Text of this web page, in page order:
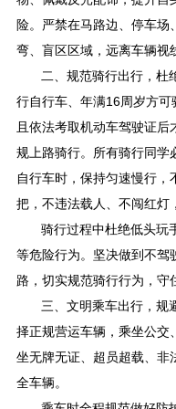
险。严禁在马路边、停车
弯、盲区区域，远离车辆视
二、规范骑行出行，杜
行自行车、年满16周岁方
且依法考取机动车驾驶证
规上路骑行。所有骑行同学
自行车时，保持匀速慢行
把，不违法载人、不闯红灯
骑行过程中杜绝低头玩
等危险行为。坚决做到不驾
路，切实规范骑行行为，守
三、文明乘车出行，规
择正规营运车辆，乘坐公交
坐无牌无证、超员超载、非
全车辆。